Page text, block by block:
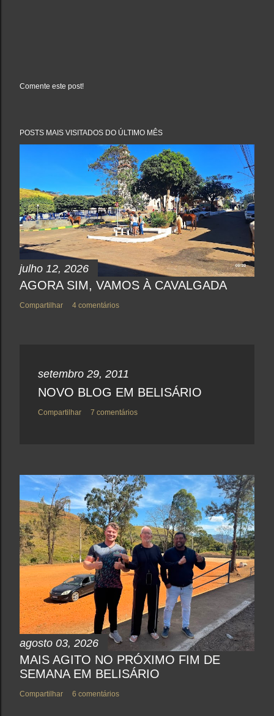
a
e
n
t
á
r
i
o
Comente este post!
POSTS MAIS VISITADOS DO ÚLTIMO MÊS
julho 12, 2026
AGORA SIM, VAMOS À CAVALGADA
Compartilhar 4 comentários
setembro 29, 2011
NOVO BLOG EM BELISÁRIO
Compartilhar 7 comentários
agosto 03, 2026
MAIS AGITO NO PRÓXIMO FIM DE
SEMANA EM BELISÁRIO
Compartilhar 6 comentários